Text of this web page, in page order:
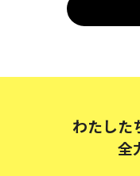
わたした
全